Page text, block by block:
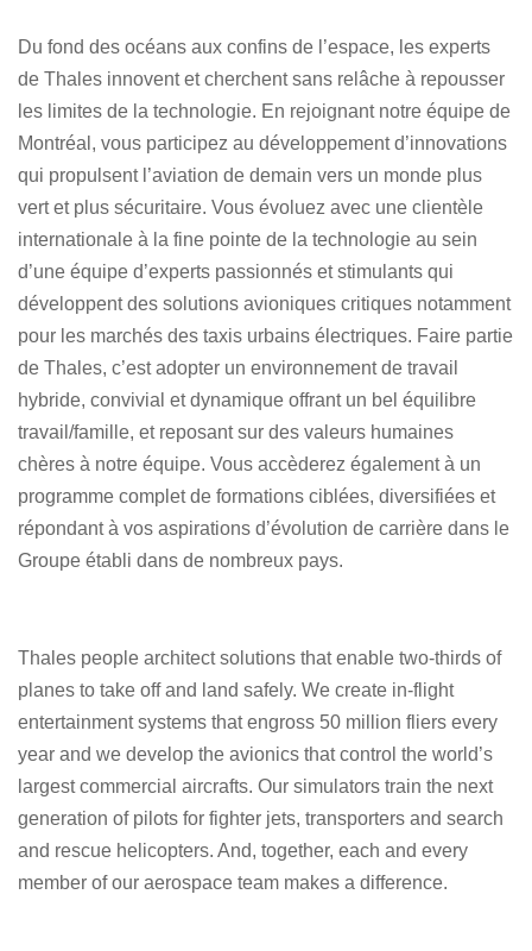
Du fond des océans aux confins de l’espace, les experts
de Thales innovent et cherchent sans relâche à repousser
les limites de la technologie. En rejoignant notre équipe de
Montréal, vous participez au développement d’innovations
qui propulsent l’aviation de demain vers un monde plus
vert et plus sécuritaire. Vous évoluez avec une clientèle
internationale à la fine pointe de la technologie au sein
d’une équipe d’experts passionnés et stimulants qui
développent des solutions avioniques critiques notamment
pour les marchés des taxis urbains électriques. Faire partie
de Thales, c’est adopter un environnement de travail
hybride, convivial et dynamique offrant un bel équilibre
travail/famille, et reposant sur des valeurs humaines
chères à notre équipe. Vous accèderez également à un
programme complet de formations ciblées, diversifiées et
répondant à vos aspirations d’évolution de carrière dans le
Groupe établi dans de nombreux pays.
Thales people architect solutions that enable two-thirds of
planes to take off and land safely. We create in-flight
entertainment systems that engross 50 million fliers every
year and we develop the avionics that control the world’s
largest commercial aircrafts. Our simulators train the next
generation of pilots for fighter jets, transporters and search
and rescue helicopters. And, together, each and every
member of our aerospace team makes a difference.